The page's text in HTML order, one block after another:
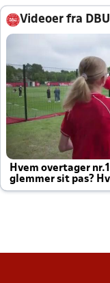
Videoer fra DBU
Hvem overtager
glemmer sit pas?
altid til efter